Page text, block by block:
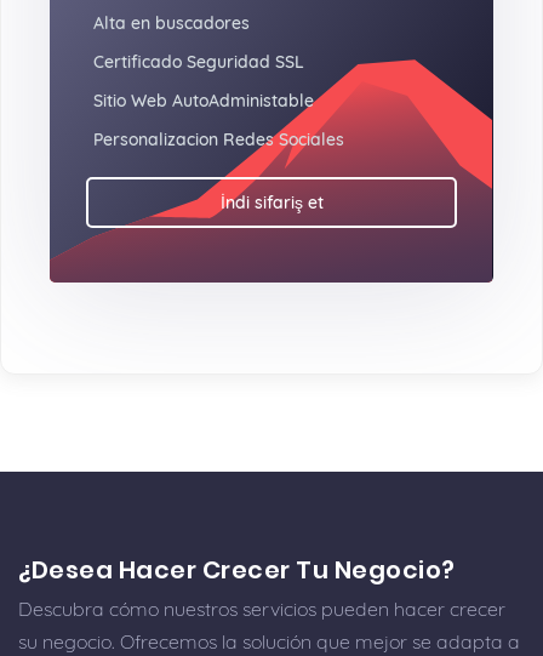
Alta en buscadores
Certificado Seguridad SSL
Sitio Web AutoAdministable
Personalizacion Redes Sociales
İndi sifariş et
¿Desea Hacer Crecer Tu Negocio?
Descubra cómo nuestros servicios pueden hacer crecer
su negocio. Ofrecemos la solución que mejor se adapta a